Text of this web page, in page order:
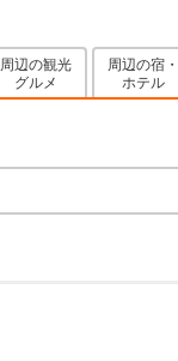
周辺の観光
グルメ
周辺の宿・
ホテル